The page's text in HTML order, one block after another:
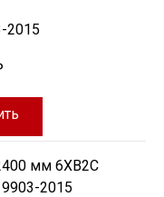
2015
мм 6ХВ2С
2015